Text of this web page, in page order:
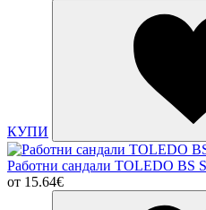
КУПИ
Работни сандали TOLEDO BS
от 15.64€